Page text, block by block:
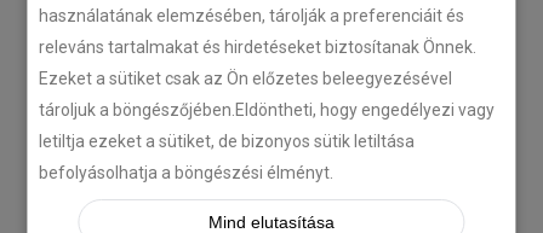
használatának elemzésében, tárolják a preferenciáit és
releváns tartalmakat és hirdetéseket biztosítanak Önnek.
Ezeket a sütiket csak az Ön előzetes beleegyezésével
tároljuk a böngészőjében.Eldöntheti, hogy engedélyezi vagy
letiltja ezeket a sütiket, de bizonyos sütik letiltása
befolyásolhatja a böngészési élményt.
Mind elutasítása